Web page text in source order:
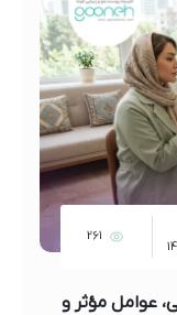
261
عوامل مؤثر و